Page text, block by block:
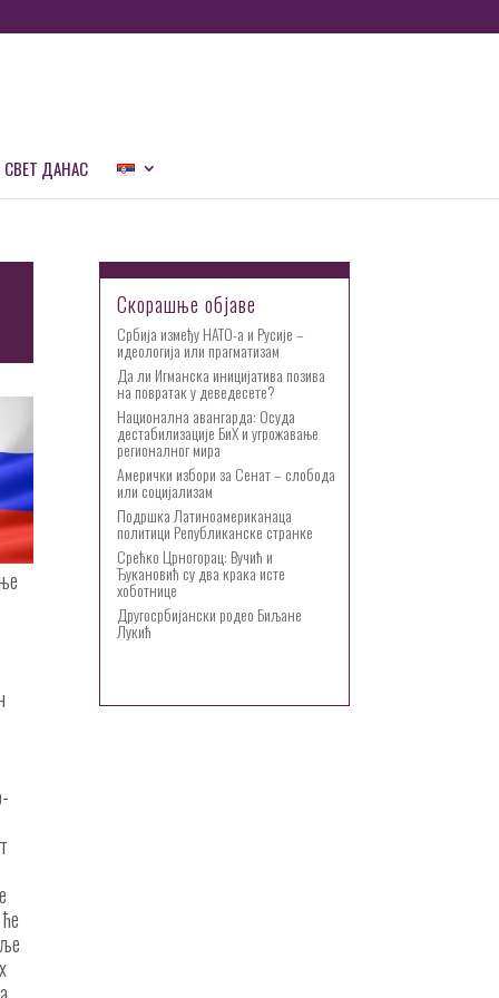
СВЕТ ДАНАС
Скорашње објаве
Србија између НАТО-а и Русије –
идеологија или прагматизам
Да ли Игманска иницијатива позива
на повратак у деведесете?
Национална авангарда: Осуда
дестабилизације БиХ и угрожавање
регионалног мира
Амерички избори за Сенат – слобода
или социјализам
Подршка Латиноамериканаца
политици Републиканске странке
Срећко Црногорац: Вучић и
Ђукановић су два крака исте
хоботнице
Другосрбијански родео Биљане
Лукић